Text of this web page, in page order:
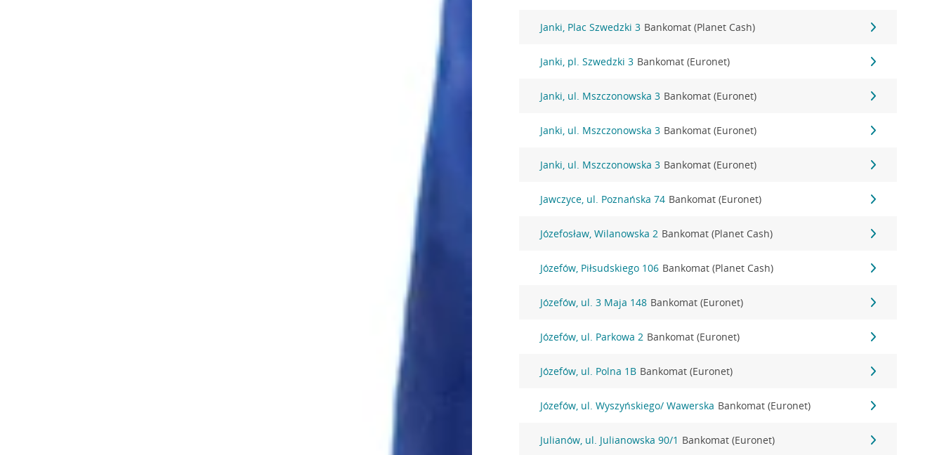
Janki, Plac Szwedzki 3 Bankomat (Planet Cash)
Janki, pl. Szwedzki 3 Bankomat (Euronet)
Janki, ul. Mszczonowska 3 Bankomat (Euronet)
Janki, ul. Mszczonowska 3 Bankomat (Euronet)
Janki, ul. Mszczonowska 3 Bankomat (Euronet)
Jawczyce, ul. Poznańska 74 Bankomat (Euronet)
Józefosław, Wilanowska 2 Bankomat (Planet Cash)
Józefów, Piłsudskiego 106 Bankomat (Planet Cash)
Józefów, ul. 3 Maja 148 Bankomat (Euronet)
Józefów, ul. Parkowa 2 Bankomat (Euronet)
Józefów, ul. Polna 1B Bankomat (Euronet)
Józefów, ul. Wyszyńskiego/ Wawerska Bankomat (Euronet)
Julianów, ul. Julianowska 90/1 Bankomat (Euronet)